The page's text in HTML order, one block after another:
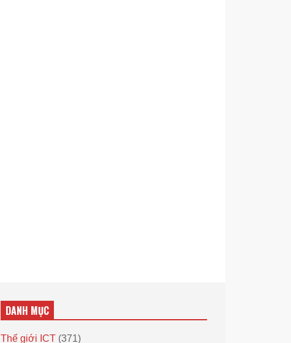
DANH MỤC
Thế giới ICT (371)